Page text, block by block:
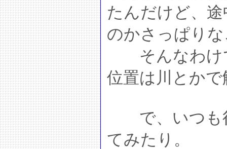
たんだけど、
のかさっぱり
そんなわけ
位置は川とか
で、いつも
てみたり。